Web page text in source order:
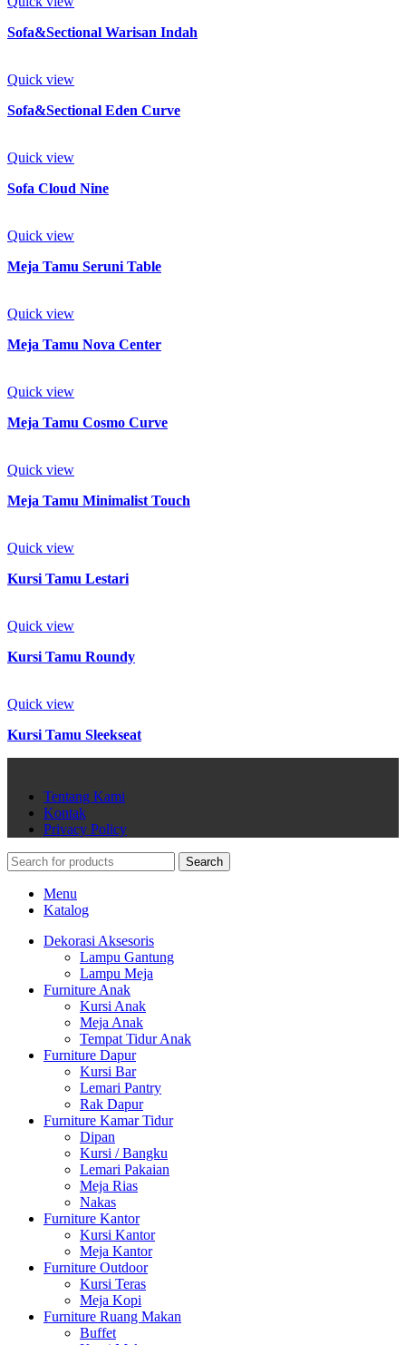
Sofa&Sectional Warisan Indah
Quick view
Sofa&Sectional Eden Curve
Quick view
Sofa Cloud Nine
Quick view
Meja Tamu Seruni Table
Quick view
Meja Tamu Nova Center
Quick view
Meja Tamu Cosmo Curve
Quick view
Meja Tamu Minimalist Touch
Quick view
Kursi Tamu Lestari
Quick view
Kursi Tamu Roundy
Quick view
Kursi Tamu Sleekseat
Tentang Kami
Kontak
Privacy Policy
Search
Menu
Katalog
Dekorasi Aksesoris
Lampu Gantung
Lampu Meja
Furniture Anak
Kursi Anak
Meja Anak
Tempat Tidur Anak
Furniture Dapur
Kursi Bar
Lemari Pantry
Rak Dapur
Furniture Kamar Tidur
Dipan
Kursi / Bangku
Lemari Pakaian
Meja Rias
Nakas
Furniture Kantor
Kursi Kantor
Meja Kantor
Furniture Outdoor
Kursi Teras
Meja Kopi
Furniture Ruang Makan
Buffet